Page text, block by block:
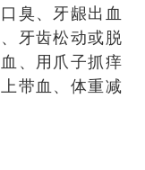
臭、牙龈出血
牙齿松动或脱
、用爪子抓痒
带血、体重减